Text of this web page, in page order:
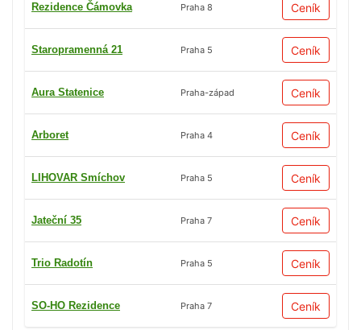
Rezidence Čámovka Praha 8 Ceník
Staropramenná 21 Praha 5 Ceník
Aura Statenice Praha-západ Ceník
Arboret Praha 4 Ceník
LIHOVAR Smíchov Praha 5 Ceník
Jateční 35 Praha 7 Ceník
Trio Radotín Praha 5 Ceník
SO-HO Rezidence Praha 7 Ceník